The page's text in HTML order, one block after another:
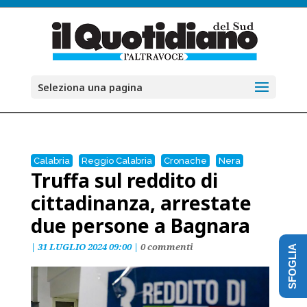
Seleziona una pagina
Calabria Reggio Calabria Cronache Nera
Truffa sul reddito di
cittadinanza, arrestate
due persone a Bagnara
| 31 LUGLIO 2024 09:00| 0 commenti SFOGLIA